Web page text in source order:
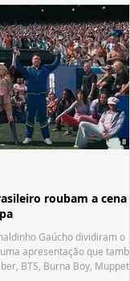
roubam a cena
Gaúcho dividiram o
apresentação que
BTS, Burna Boy, Muppets,